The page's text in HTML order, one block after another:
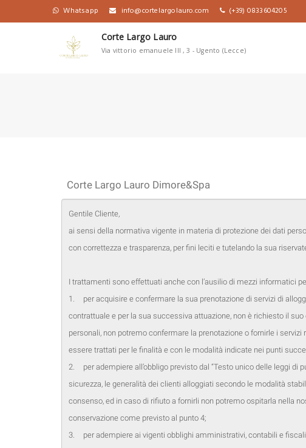
Whatsapp info@cortelargolauro.com (+39) 0833604205
Corte Largo Lauro
Via vittorio emanuele lll , 3 - Ugento (Lecce)